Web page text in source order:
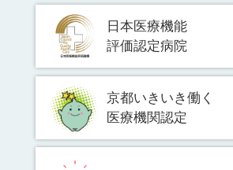
日本医療機能
評価認定病院
京都いきいき働く
医療機関認定